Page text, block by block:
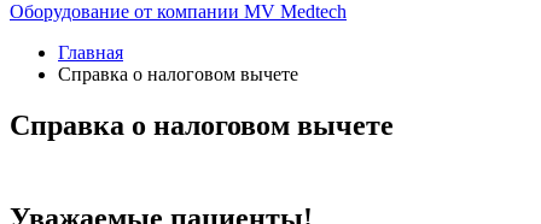
Оборудование от компании MV Medtech
Главная
Справка о налоговом вычете
Справка о налоговом вычете